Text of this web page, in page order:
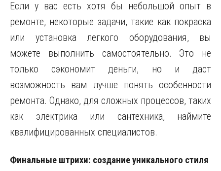
Если у вас есть хотя бы небольшой опыт в
ремонте, некоторые задачи, такие как покраска
или установка легкого оборудования, вы
можете выполнить самостоятельно. Это не
только сэкономит деньги, но и даст
возможность вам лучше понять особенности
ремонта. Однако, для сложных процессов, таких
как электрика или сантехника, наймите
квалифицированных специалистов.
Финальные штрихи: создание уникального стиля